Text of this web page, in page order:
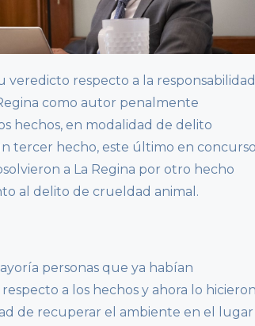
veredicto respecto a la responsabilidad
como autor penalmente
hechos, en modalidad de delito
tercer hecho, este último en
a La Regina por otro hecho
al delito de crueldad animal.
personas que ya habían
a los hechos y ahora lo
de recuperar el ambiente en el lugar